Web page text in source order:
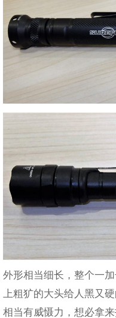
外形相当细长，整个一
上粗犷的大头给人黑又
相当有威慑力，想必拿